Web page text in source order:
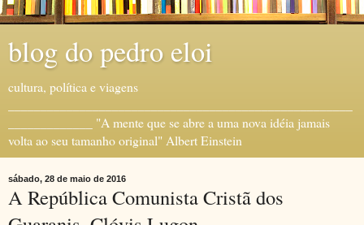
blog do pedro eloi
cultura, política e viagens
_____________ "A mente que se abre a uma nova idéia jamais
volta ao seu tamanho original" Albert Einstein
sábado, 28 de maio de 2016
A República Comunista Cristã dos